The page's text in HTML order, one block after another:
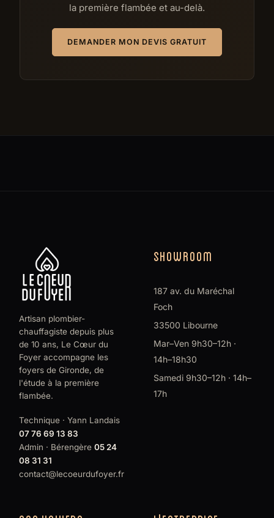
la première flambée et au-delà.
DEMANDER MON DEVIS GRATUIT
Artisan plombier-
chauffagiste depuis plus
de 10 ans, Le Cœur du
Foyer accompagne les
foyers de Gironde, de
l'étude à la première
flambée.
Technique · Yann Landais
07 76 69 13 83
Admin · Bérengère05 24
08 31 31
contact@lecoeurdufoyer.fr
SHOWROOM
187 av. du Maréchal
Foch
33500 Libourne
Mar–Ven 9h30–12h ·
14h–18h30
Samedi 9h30–12h · 14h–
17h